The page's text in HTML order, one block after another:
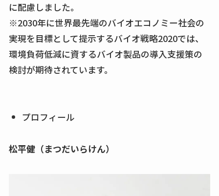
に配慮しました。
※2030年に世界最先端のバイオエコノミー社会の
実現を目標として提示するバイオ戦略2020では、
環境負荷低減に資するバイオ製品の導入支援策の
検討が期待されています。
プロフィール
松平健（まつだいらけん）